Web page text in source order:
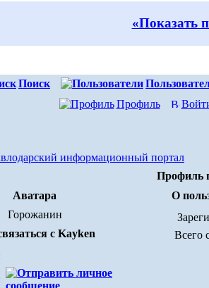
«Показать
Поиск
Профиль
информационный портал
Профиль
Аватара
О
Горожанин
Всего
с Kayken